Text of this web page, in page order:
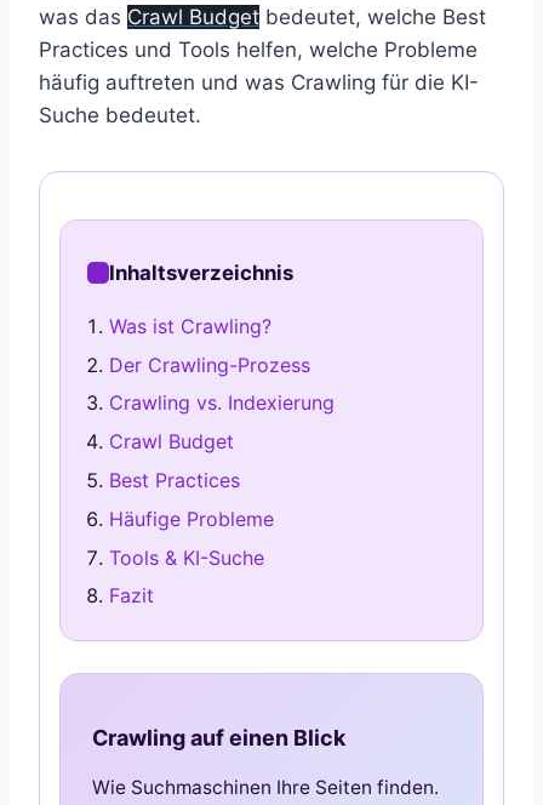
was das Crawl Budget bedeutet, welche Best
Practices und Tools helfen, welche Probleme
häufig auftreten und was Crawling für die KI-
Suche bedeutet.
Inhaltsverzeichnis
Was ist Crawling?
Der Crawling-Prozess
Crawling vs. Indexierung
Crawl Budget
Best Practices
Häufige Probleme
Tools & KI-Suche
Fazit
Crawling auf einen Blick
Wie Suchmaschinen Ihre Seiten finden.